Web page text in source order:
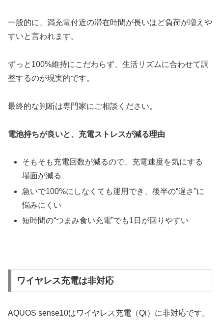
一般的に、満充電付近の滞在時間が長いほど負荷が増えや
すいと言われます。
ずっと100%維持にこだわらず、生活リズムに合わせて調
整するのが現実的です。
最終的な判断は専門家にご相談ください。
電池持ちが良いと、充電ストレスが減る理由
そもそも充電回数が減るので、充電速度を気にする
場面が減る
急いで100%にしなくても運用でき、後半の“遅さ”に
悩みにくい
短時間の“つまみ食い充電”でも1日が回りやすい
ワイヤレス充電は非対応
AQUOS sense10はワイヤレス充電（Qi）に非対応です。